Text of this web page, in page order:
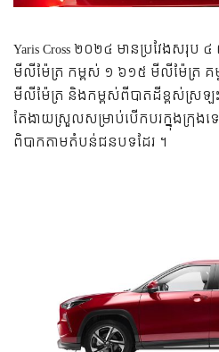
Yaris Cross ២០២៤ មានប្រវែងសរុ
មីលីម៉ែត្រ កម្ពស់ ១ ៦១៥ មីលីម៉ែត្រ
មីលីម៉ែត្រ និងកម្ពស់ពីបាតដីខ្ពស់ស្រ
តែងាយស្រួលសម្រាប់បើកបរក្នុងក្រុងទ
ពិបាកតាមតំបន់ជនបទដែរ ។